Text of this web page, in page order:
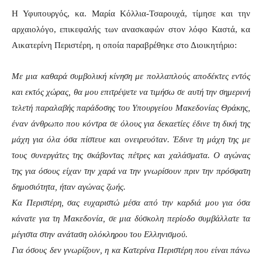
Η Υφυπουργός, κα. Μαρία Κόλλια-Τσαρουχά, τίμησε και την
αρχαιολόγο, επικεφαλής των ανασκαφών στον λόφο Καστά, κα
Αικατερίνη Περιστέρη, η οποία παραβρέθηκε στο Διοικητήριο:
Με μια καθαρά συμβολική κίνηση με πολλαπλούς αποδέκτες εντός
και εκτός χώρας, θα μου επιτρέψετε να τιμήσω σε αυτή την σημερινή
τελετή παραλαβής παράδοσης του Υπουργείου Μακεδονίας Θράκης,
έναν άνθρωπο που κόντρα σε όλους για δεκαετίες έδινε τη δική της
μάχη για όλα όσα πίστευε και ονειρευόταν. Έδινε τη μάχη της με
τους συνεργάτες της σκάβοντας πέτρες και χαλάσματα. Ο αγώνας
της για όσους είχαν την χαρά να την γνωρίσουν πριν την πρόσφατη
δημοσιότητα, ήταν αγώνας ζωής.
Κα Περιστέρη, σας ευχαριστώ μέσα από την καρδιά μου για όσα
κάνατε για τη Μακεδονία, σε μια δύσκολη περίοδο συμβάλλατε τα
μέγιστα στην ανάταση ολόκληρου του Ελληνισμού.
Για όσους δεν γνωρίζουν, η κα Κατερίνα Περιστέρη που είναι πάνω